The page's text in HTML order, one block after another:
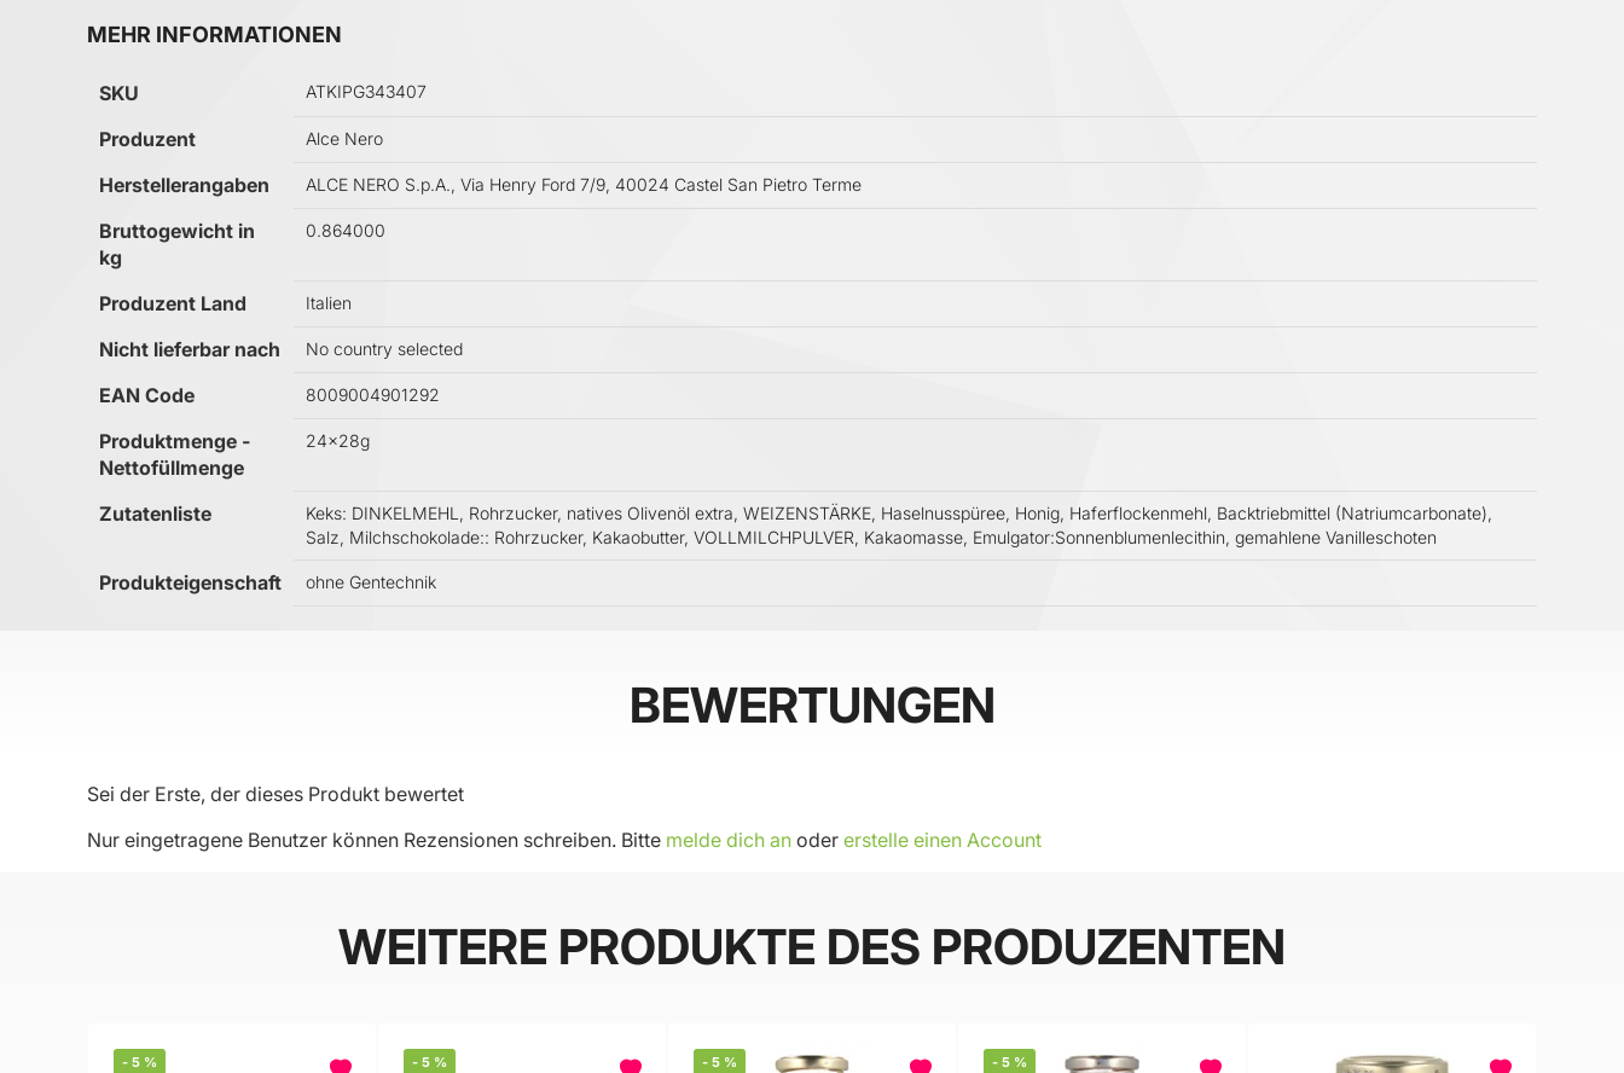
MEHR INFORMATIONEN
Mehr Informationen
SKU ATKIPG343407
Produzent Alce Nero
Herstellerangaben ALCE NERO S.p.A., Via Henry Ford 7/9, 40024 Castel San Pietro Terme
Bruttogewicht in
kg
0.864000
Produzent Land Italien
Nicht lieferbar nach No country selected
EAN Code 8009004901292
Produktmenge -
Nettofüllmenge
24x28g
Zutatenliste
Keks: DINKELMEHL, Rohrzucker, natives Olivenöl extra, WEIZENSTÄRKE, Haselnusspüree, Honig, Haferflockenmehl, Backtriebmittel (Natriumcarbonate),
Salz, Milchschokolade:: Rohrzucker, Kakaobutter, VOLLMILCHPULVER, Kakaomasse, Emulgator:Sonnenblumenlecithin, gemahlene Vanilleschoten
Produkteigenschaft ohne Gentechnik
BEWERTUNGEN
Sei der Erste, der dieses Produkt bewertet
Nur eingetragene Benutzer können Rezensionen schreiben. Bitte melde dich an oder erstelle einen Account
WEITERE PRODUKTE DES PRODUZENTEN
- 5 % - 5 % - 5 % - 5 %